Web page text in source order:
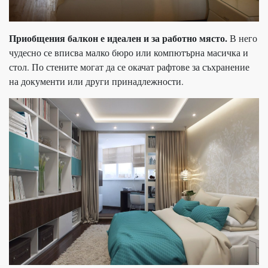
Приобщения балкон е идеален и за работно място.В него
чудесно се вписва малко бюро или компютърна масичка и
стол. По стените могат да се окачат рафтове за съхранение
на документи или други принадлежности.